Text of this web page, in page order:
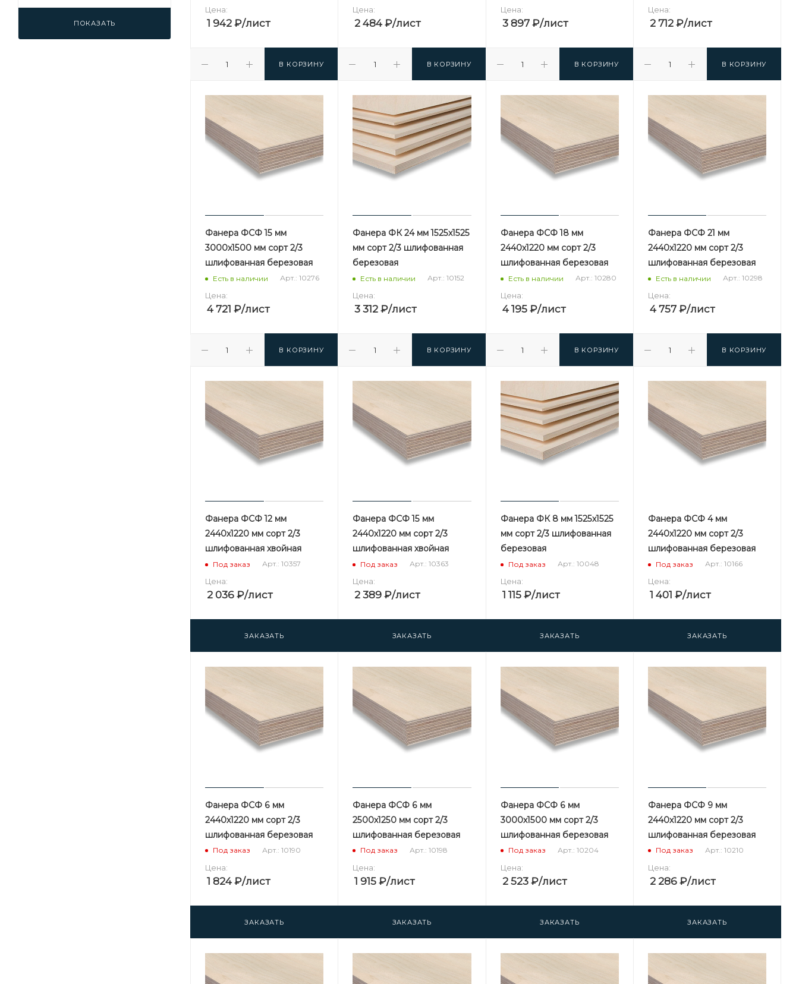
Цена:
1 942 ₽/лист
В КОРЗИНУ
Цена:
2 484 ₽/лист
В КОРЗИНУ
Цена:
3 897₽/лист
В КОРЗИНУ
Цена:
2 712₽/лист
В КОРЗИНУ
Фанера ФСФ 15 мм
3000х1500 мм сорт 2/3
шлифованная березовая
Есть в наличии Арт.: 10276
Цена:
4 721 ₽/лист
В КОРЗИНУ
Фанера ФК 24 мм 1525х1525
мм сорт 2/3 шлифованная
березовая
Есть в наличии Арт.: 10152
Цена:
3 312 ₽/лист
В КОРЗИНУ
Фанера ФСФ 18 мм
2440х1220 мм сорт 2/3
шлифованная березовая
Есть в наличии Арт.: 10280
Цена:
4 195₽/лист
В КОРЗИНУ
Фанера ФСФ 21 мм
2440х1220 мм сорт 2/3
шлифованная березовая
Есть в наличии Арт.: 10298
Цена:
4 757₽/лист
В КОРЗИНУ
Фанера ФСФ 12 мм
2440х1220 мм сорт 2/3
шлифованная хвойная
Под заказ Арт.: 10357
Цена:
2 036 ₽/лист
ЗАКАЗАТЬ
Фанера ФСФ 15 мм
2440х1220 мм сорт 2/3
шлифованная хвойная
Под заказ Арт.: 10363
Цена:
2 389 ₽/лист
ЗАКАЗАТЬ
Фанера ФК 8 мм 1525х1525
мм сорт 2/3 шлифованная
березовая
Под заказ Арт.: 10048
Цена:
1 115₽/лист
ЗАКАЗАТЬ
Фанера ФСФ 4 мм
2440х1220 мм сорт 2/3
шлифованная березовая
Под заказ Арт.: 10166
Цена:
1 401 ₽/лист
ЗАКАЗАТЬ
Фанера ФСФ 6 мм
2440х1220 мм сорт 2/3
шлифованная березовая
Под заказ Арт.: 10190
Цена:
1 824 ₽/лист
ЗАКАЗАТЬ
Фанера ФСФ 6 мм
2500х1250 мм сорт 2/3
шлифованная березовая
Под заказ Арт.: 10198
Цена:
1 915 ₽/лист
ЗАКАЗАТЬ
Фанера ФСФ 6 мм
3000х1500 мм сорт 2/3
шлифованная березовая
Под заказ Арт.: 10204
Цена:
2 523₽/лист
ЗАКАЗАТЬ
Фанера ФСФ 9 мм
2440х1220 мм сорт 2/3
шлифованная березовая
Под заказ Арт.: 10210
Цена:
2 286₽/лист
ЗАКАЗАТЬ
ПОКАЗАТЬ